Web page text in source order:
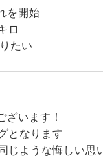
を開始
ロ
たい
ざいます！
となります
じような悔しい思